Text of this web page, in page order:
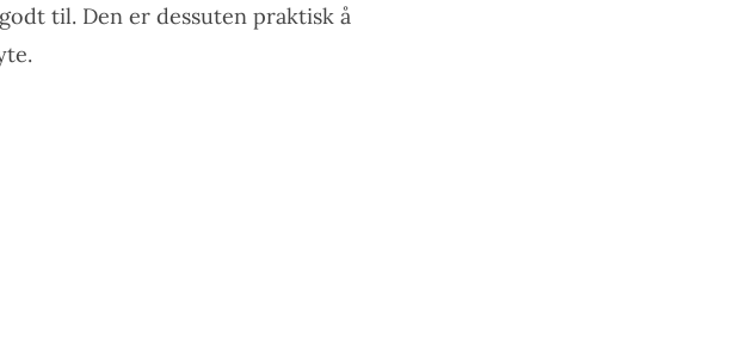
til. Den er dessuten praktisk å